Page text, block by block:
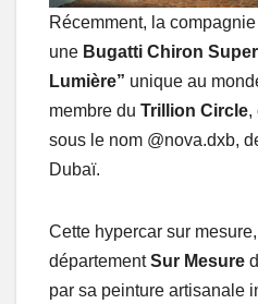
Récemment, la compagnie
une Bugatti Chiron
Lumière” unique au
membre du Trillion Circle,
sous le nom @nova.dxb,
Dubaï.
Cette hypercar sur
départementSur Mesure
par sa peinture artisanale